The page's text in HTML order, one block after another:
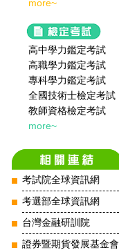
more~
高中學力鑑定考試
高職學力鑑定考試
專科學力鑑定考試
全國技術士檢定考試
教師資格檢定考試
more~
考試院全球資訊網
考選部全球資訊網
台灣金融研訓院
證券暨期貨發展基金會